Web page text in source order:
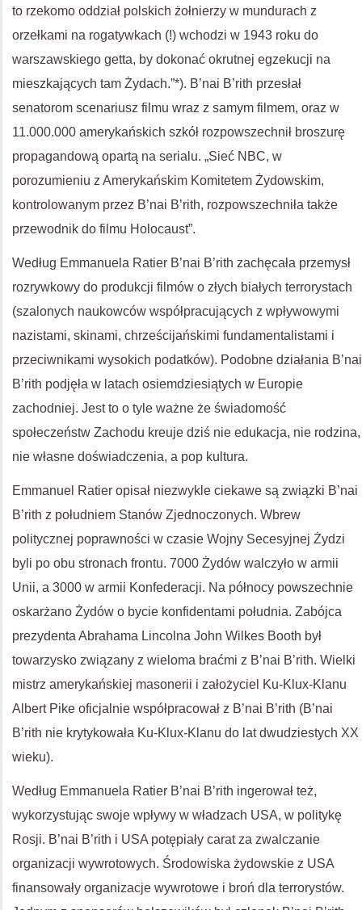
to rzekomo oddział polskich żołnierzy w mundurach z
orzełkami na rogatywkach (!) wchodzi w 1943 roku do
warszawskiego getta, by dokonać okrutnej egzekucji na
mieszkających tam Żydach.”*). B’nai B’rith przesłał
senatorom scenariusz filmu wraz z samym filmem, oraz w
11.000.000 amerykańskich szkół rozpowszechnił broszurę
propagandową opartą na serialu. „Sieć NBC, w
porozumieniu z Amerykańskim Komitetem Żydowskim,
kontrolowanym przez B’nai B’rith, rozpowszechniła także
przewodnik do filmu Holocaust”.
Według Emmanuela Ratier B’nai B’rith zachęcała przemysł
rozrywkowy do produkcji filmów o złych białych terrorystach
(szalonych naukowców współpracujących z wpływowymi
nazistami, skinami, chrześcijańskimi fundamentalistami i
przeciwnikami wysokich podatków). Podobne działania B’nai
B’rith podjęła w latach osiemdziesiątych w Europie
zachodniej. Jest to o tyle ważne że świadomość
społeczeństw Zachodu kreuje dziś nie edukacja, nie rodzina,
nie własne doświadczenia, a pop kultura.
Emmanuel Ratier opisał niezwykle ciekawe są związki B’nai
B’rith z południem Stanów Zjednoczonych. Wbrew
politycznej poprawności w czasie Wojny Secesyjnej Żydzi
byli po obu stronach frontu. 7000 Żydów walczyło w armii
Unii, a 3000 w armii Konfederacji. Na północy powszechnie
oskarżano Żydów o bycie konfidentami południa. Zabójca
prezydenta Abrahama Lincolna John Wilkes Booth był
towarzysko związany z wieloma braćmi z B’nai B’rith. Wielki
mistrz amerykańskiej masonerii i założyciel Ku-Klux-Klanu
Albert Pike oficjalnie współpracował z B’nai B’rith (B’nai
B’rith nie krytykowała Ku-Klux-Klanu do lat dwudziestych XX
wieku).
Według Emmanuela Ratier B’nai B’rith ingerował też,
wykorzystując swoje wpływy w władzach USA, w politykę
Rosji. B’nai B’rith i USA potępiały carat za zwalczanie
organizacji wywrotowych. Środowiska żydowskie z USA
finansowały organizacje wywrotowe i broń dla terrorystów.